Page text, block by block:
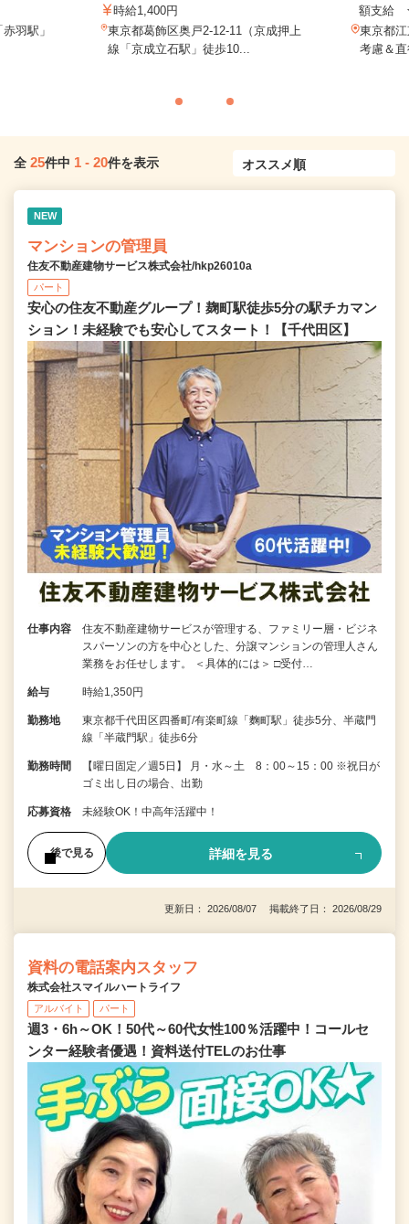
羽駅」
時給1,400円
東京都葛飾区奥戸2-12-11（京成押上
線「京成立石駅」徒歩10...
額支給
東京都
考慮＆
全 25件中 1 - 20件を表示
NEW
マンションの管理員
住友不動産建物サービス株式会社/hkp26010a
パート
安心の住友不動産グループ！麹町駅徒歩5分の駅チカマン
ション！未経験でも安心してスタート！【千代田区】
仕事内容
住友不動産建物サービスが管理する、ファミリー層・ビジネ
スパーソンの方を中心とした、分譲マンションの管理人さん
業務をお任せします。 ＜具体的には＞ □受付…
給与 時給1,350円
勤務地
東京都千代田区四番町/有楽町線「麴町駅」徒歩5分、半蔵門
線「半蔵門駅」徒歩6分
勤務時間
【曜日固定／週5日】 月・水～土 8：00～15：00 ※祝日が
ゴミ出し日の場合、出勤
応募資格 未経験OK！中高年活躍中！
後で見る 詳細を見る
更新日： 2026/08/07 掲載終了日： 2026/08/29
資料の電話案内スタッフ
株式会社スマイルハートライフ
アルバイト パート
週3・6h～OK！50代～60代女性100％活躍中！コールセ
ンター経験者優遇！資料送付TELのお仕事